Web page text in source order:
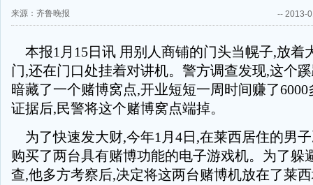
来源：齐鲁晚报 -- 2013-
本报1月15日讯 用别人商铺的门头当幌子,放着
门,还在门口处挂着对讲机。警方调查发现,这个
暗藏了一个赌博窝点,开业短短一周时间赚了6000
证据后,民警将这个赌博窝点端掉。
为了快速发大财,今年1月4日,在莱西居住的男
购买了两台具有赌博功能的电子游戏机。为了躲
查,他多方考察后,决定将这两台赌博机放在了莱